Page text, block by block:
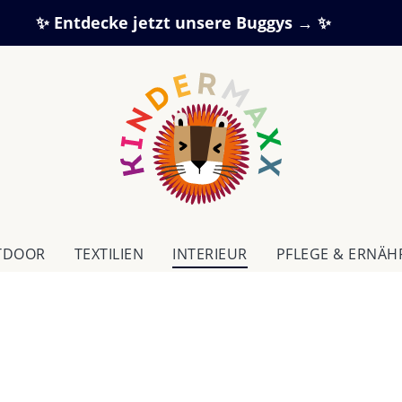
✨ Entdecke jetzt unsere Buggys → ✨
TEXTILIEN IN­TE­RI­EUR PFLEGE &